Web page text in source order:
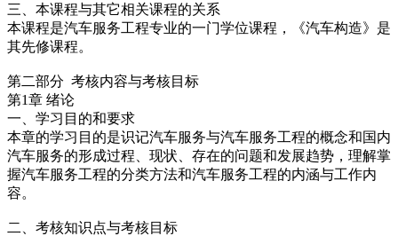
三、本课程与其它相关课程的关系
本课程是汽车服务工程专业的一门学位课程，《汽车构造》是
其先修课程。
第二部分 考核内容与考核目标
第1章 绪论
一、学习目的和要求
本章的学习目的是识记汽车服务与汽车服务工程的概念和国内
汽车服务的形成过程、现状、存在的问题和发展趋势，理解掌
握汽车服务工程的分类方法和汽车服务工程的内涵与工作内
容。
二、考核知识点与考核目标